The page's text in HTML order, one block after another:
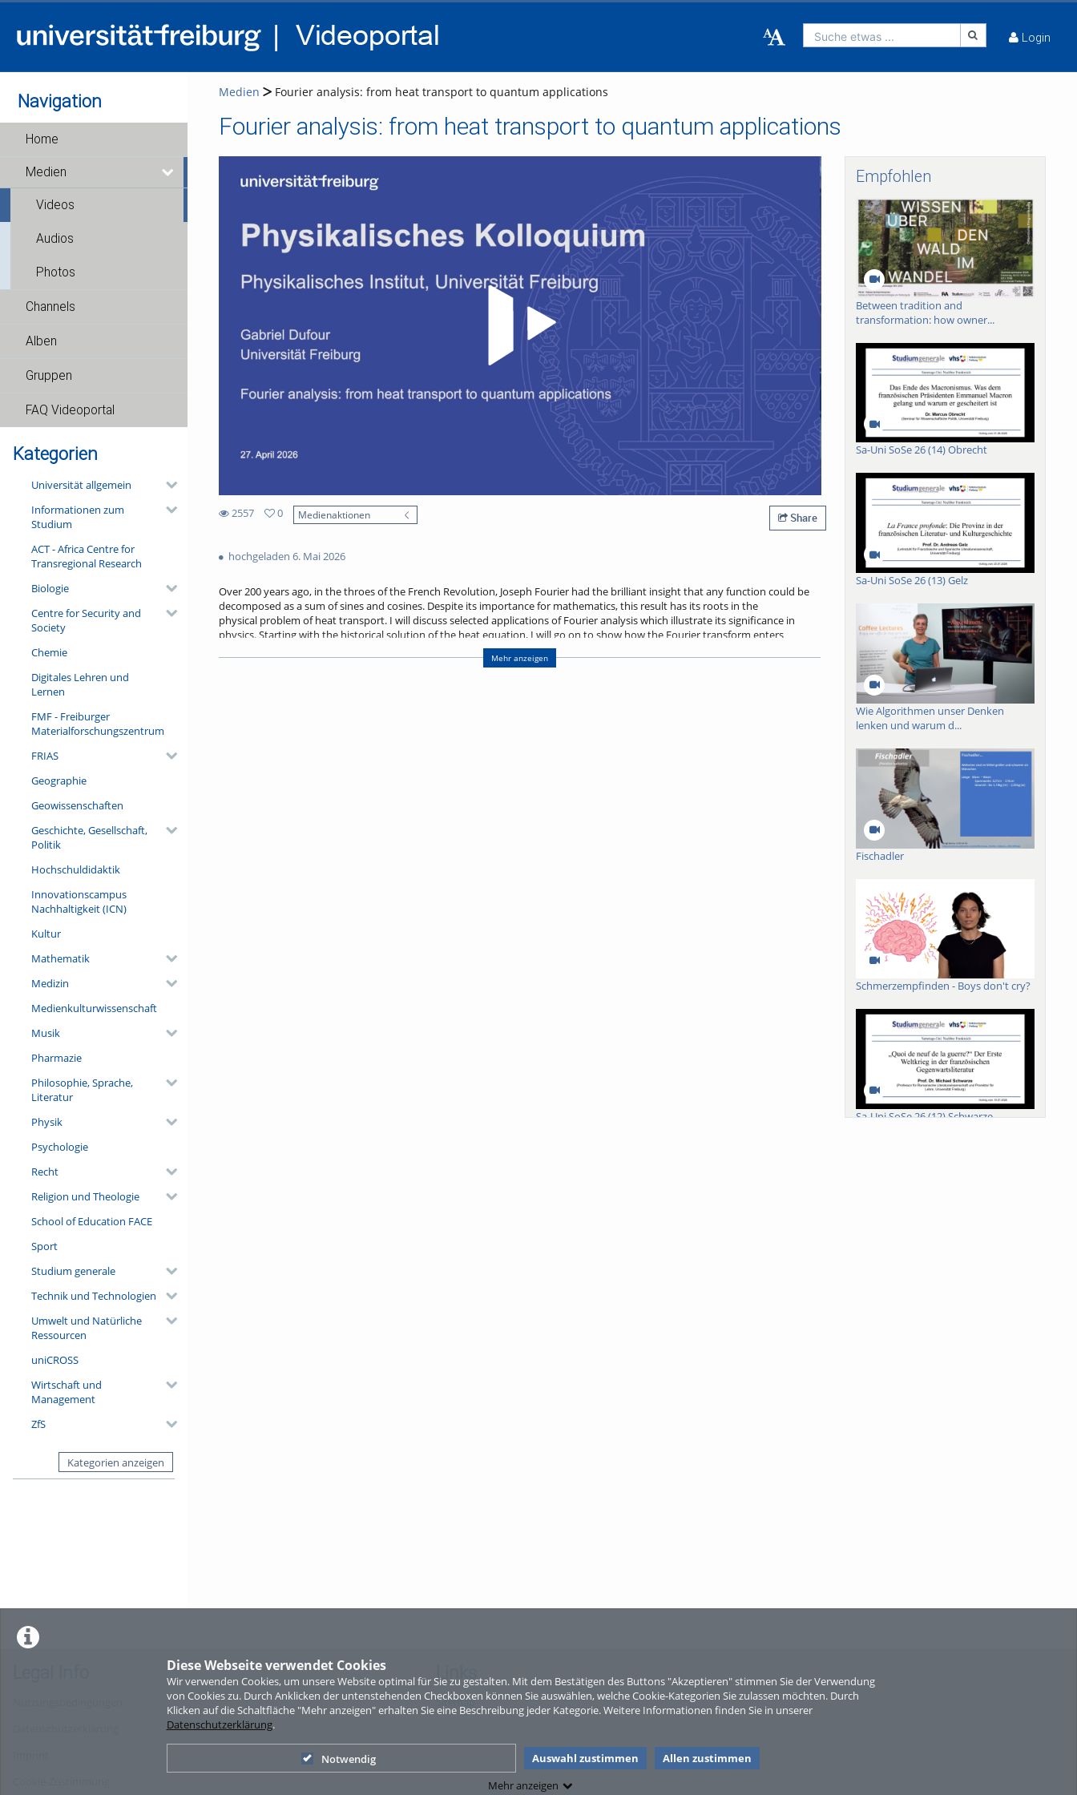
Diese Webseite verwendet Cookies
Wir verwenden Cookies, um unsere Website optimal für Sie zu gestalten. Mit dem Bestätigen des Buttons "Akzeptieren" stimmen Sie der Verwendung
von Cookies zu. Durch Anklicken der untenstehenden Checkboxen können Sie auswählen, welche Cookie-Kategorien Sie zulassen möchten. Durch
Klicken auf die Schaltfläche "Mehr anzeigen" erhalten Sie eine Beschreibung jeder Kategorie. Weitere Informationen finden Sie in unserer
Datenschutzerklärung.
Notwendig Auswahl zustimmen
Allen zustimmen
Mehr anzeigen
Suche etwas ... Login
Navigation
Home
Medien
Videos
Audios
Photos
Channels
Alben
Gruppen
FAQ Videoportal
Kategorien
Universität allgemein
Informationen zum
Studium
ACT - Africa Centre for
Transregional Research
Biologie
Centre for Security and
Society
Chemie
Digitales Lehren und
Lernen
FMF - Freiburger
Materialforschungszentrum
FRIAS
Geographie
Geowissenschaften
Geschichte, Gesellschaft,
Politik
Hochschuldidaktik
Innovationscampus
Nachhaltigkeit (ICN)
Kultur
Mathematik
Medizin
Medienkulturwissenschaft
Musik
Pharmazie
Philosophie, Sprache,
Literatur
Physik
Psychologie
Recht
Religion und Theologie
School of Education FACE
Sport
Studium generale
Technik und Technologien
Umwelt und Natürliche
Ressourcen
uniCROSS
Wirtschaft und
Management
ZfS
Kategorien anzeigen
Medien Fourier analysis: from heat transport to quantum applications
Fourier analysis: from heat transport to quantum applications
Video abspielen
2557
views
0
Medienaktionen Share
hochgeladen 6. Mai 2026
Over 200 years ago, in the throes of the French Revolution, Joseph Fourier had the brilliant insight that any function could be
decomposed as a sum of sines and cosines. Despite its importance for mathematics, this result has its roots in the
physical problem of heat transport. I will discuss selected applications of Fourier analysis which illustrate its significance in
physics. Starting with the historical solution of the heat equation, I will go on to show how the Fourier transform enters
scattering problems, and explain how this connects with quantum algorithms. I will conclude with an outlook on current
research on quantum many-body interference, where Fourier analysis also plays a role.
Mehr anzeigen
Empfohlen
Between tradition and
transformation: how owner...
Sa-Uni SoSe 26 (14) Obrecht
Sa-Uni SoSe 26 (13) Gelz
Wie Algorithmen unser Denken
lenken und warum d...
Fischadler
Schmerzempfinden - Boys don't cry?
Sa-Uni SoSe 26 (12) Schwarze
Sperber
Links
Sitemap